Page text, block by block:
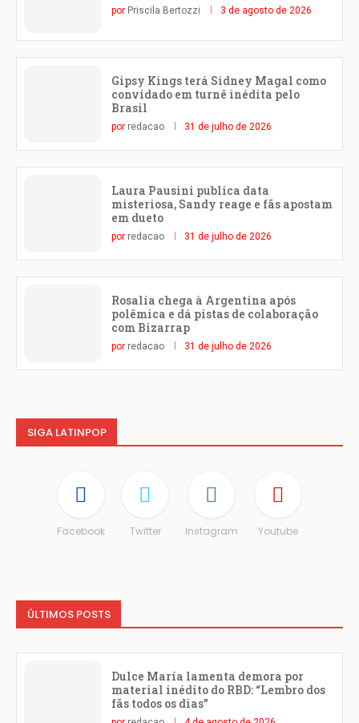
por Priscila Bertozzi 3 de agosto de 2026
Gipsy Kings terá Sidney Magal como
convidado em turnê inédita pelo
Brasil
por redacao 31 de julho de 2026
Laura Pausini publica data
misteriosa, Sandy reage e fãs apostam
em dueto
por redacao 31 de julho de 2026
Rosalía chega à Argentina após
polêmica e dá pistas de colaboração
com Bizarrap
por redacao 31 de julho de 2026
SIGA LATINPOP
Facebook Twitter Instagram Youtube
ÚLTIMOS POSTS
Dulce María lamenta demora por
material inédito do RBD: “Lembro dos
fãs todos os dias”